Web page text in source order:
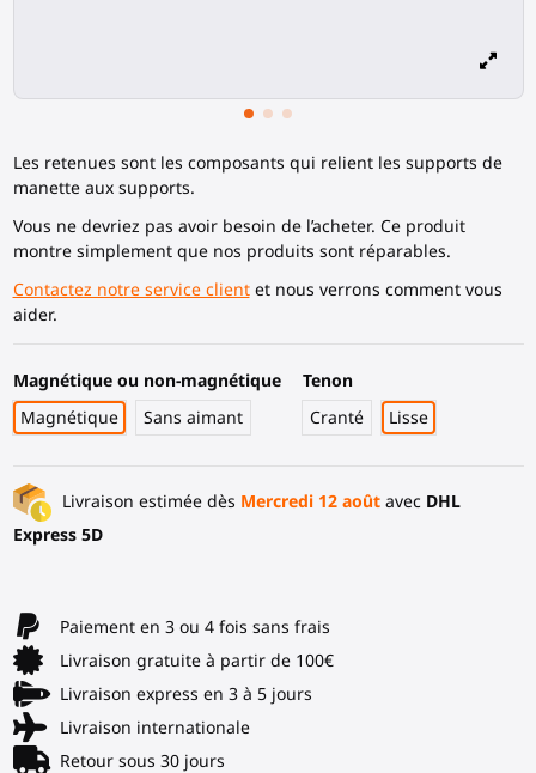
Les retenues sont les composants qui relient les supports de
manette aux supports.
Vous ne devriez pas avoir besoin de l’acheter. Ce produit
montre simplement que nos produits sont réparables.
Contactez notre service clientet nous verrons comment vous
aider.
Magnétique ou non-magnétique
Magnétique
Sans aimant
Tenon
Cranté
Lisse
Livraison estimée dès Mercredi 12 aoûtavec DHL
Express 5D
Paiement en 3 ou 4 fois sans frais
Livraison gratuite à partir de 100€
Livraison express en 3 à 5 jours
Livraison internationale
Retour sous 30 jours